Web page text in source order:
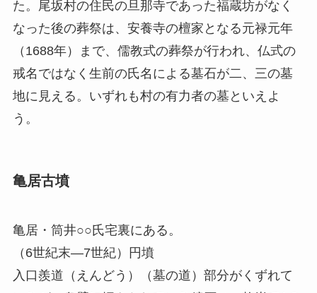
た。尾坂村の住民の旦那寺であった福蔵坊がなく
なった後の葬祭は、安養寺の檀家となる元禄元年
（1688年）まで、儒教式の葬祭が行われ、仏式の
戒名ではなく生前の氏名による墓石が二、三の墓
地に見える。いずれも村の有力者の墓といえよ
う。
亀居古墳
亀居・筒井○○氏宅裏にある。
（6世紀末―7世紀）円墳
入口羨道（えんどう）（墓の道）部分がくずれて